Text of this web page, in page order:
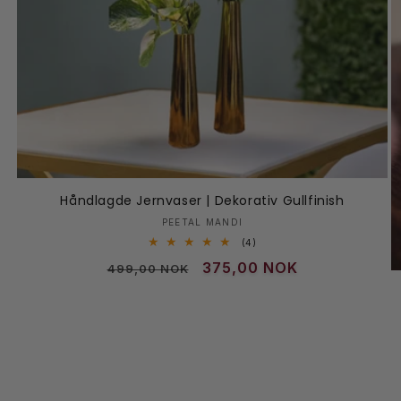
Håndlagde Jernvaser | Dekorativ Gullfinish
Selger:
PEETAL MANDI
(4)
omtaler
Vanlig
499,00 NOK Salgspris
375,00 NOK